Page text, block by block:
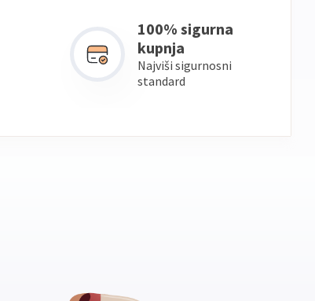
100% sigurna
kupnja
Najviši sigurnosni
standard